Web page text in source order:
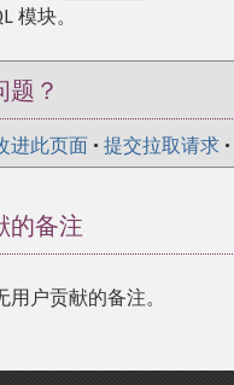
模块。
题？
进此页面 • 提交拉取请求 •
的备注
用户贡献的备注。